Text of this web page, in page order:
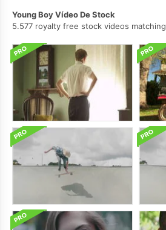
Young Boy Vídeo De Stock
5.577 royalty free stock videos matching